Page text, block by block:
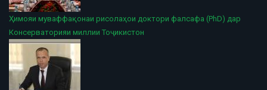
Ҳимояи муваффақонаи рисолаҳои доктори фалсафа (PhD) дар
Консерваторияи миллии Тоҷикистон